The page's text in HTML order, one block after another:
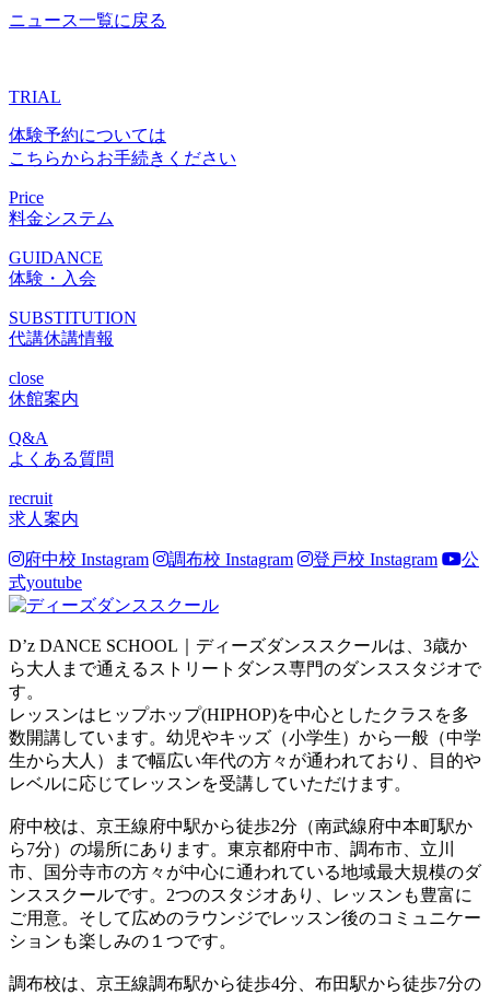
ニュース一覧に戻る
TRIAL
体験予約については
こちらからお手続きください
Price
料金システム
GUIDANCE
体験・入会
SUBSTITUTION
代講休講情報
close
休館案内
Q&A
よくある質問
recruit
求人案内
府中校 Instagram 調布校 Instagram 登戸校 Instagram
公
式youtube
D’z DANCE SCHOOL｜ディーズダンススクールは、3歳か
ら大人まで通えるストリートダンス専門のダンススタジオで
す。
レッスンはヒップホップ(HIPHOP)を中心としたクラスを多
数開講しています。幼児やキッズ（小学生）から一般（中学
生から大人）まで幅広い年代の方々が通われており、目的や
レベルに応じてレッスンを受講していただけます。
府中校は、京王線府中駅から徒歩2分（南武線府中本町駅か
ら7分）の場所にあります。東京都府中市、調布市、立川
市、国分寺市の方々が中心に通われている地域最大規模のダ
ンススクールです。2つのスタジオあり、レッスンも豊富に
ご用意。そして広めのラウンジでレッスン後のコミュニケー
ションも楽しみの１つです。
調布校は、京王線調布駅から徒歩4分、布田駅から徒歩7分の